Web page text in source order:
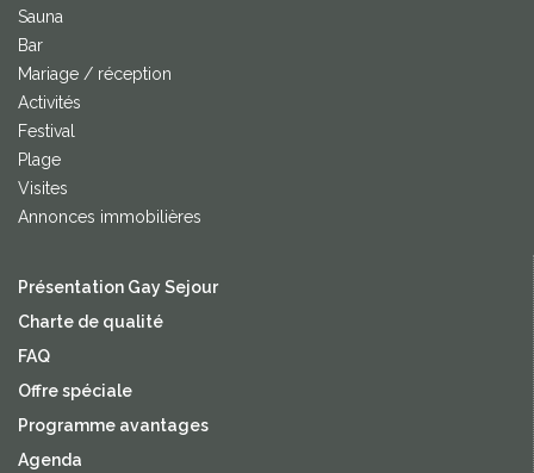
Sauna
Bar
Mariage / réception
Activités
Festival
Plage
Visites
Annonces immobilières
Présentation Gay Sejour
Charte de qualité
FAQ
Offre spéciale
Programme avantages
Agenda